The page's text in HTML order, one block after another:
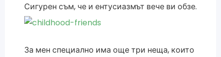
Сигурен съм, че и ентусиазмът вече ви обзе.
За мен специално има още три неща, които